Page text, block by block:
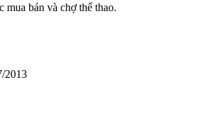
bán và chợ thể thao.
2013